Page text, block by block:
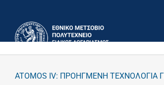
περιεχόμενο
ATOMOS IV: ΠΡΟΗΓΜΕΝΗ ΤΕΧΝΟΛΟΓΙΑ